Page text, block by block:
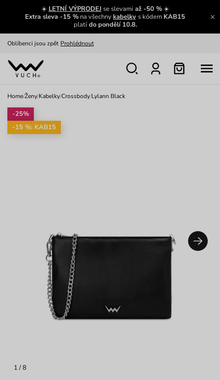
☀️ LETNÍ VÝPRODEJ se slevamiaž -50 %☀️
Extra sleva -15 % na všechnykabelky s kódem KAB15
platído pondělí 10.8.
Zobrazit
Oblíbenci jsou zpět Prohlédnout
Nech se inspirovat
Home/Ženy/Kabelky/Crossbody/Lylann Black
1 / 8
-25%
-15 %: KAB15